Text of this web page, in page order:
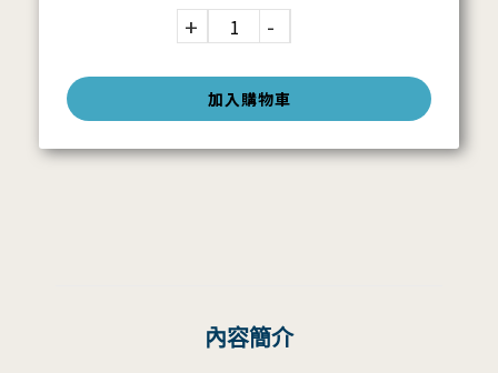
加入購物車
內容簡介